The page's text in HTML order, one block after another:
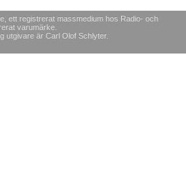
ett registrerat massmedium hos Radio- och
varumärke.
utgivare är Carl Olof Schlyter.